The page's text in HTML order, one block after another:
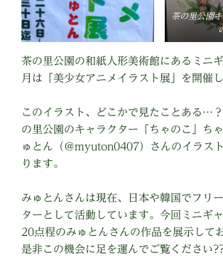
茶の里公園
茶の里公園の和紙人形美術館にあるミニ
月は「美少女アニメイラスト展」を開催
このイラスト、どこかで見たことある…
の里公園のキャラクター「ちゃのこ」ち
ゅとん（＠myuton0407）さんのイラス
ります。
みゅとんさんは現在、日本や韓国でフリ
ターとして活動しています。今回ミニギ
20点程のみゅとんさんの作品を展示して
是非この機会に足を運んでご覧ください